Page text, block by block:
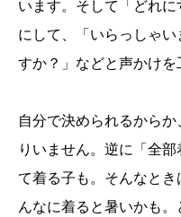
います。そして「どれ
にして、「いらっしゃ
すか？」などと声かけを
自分で決められるから
りいません。逆に「全
て着る子も。そんなと
んなに着ると暑いかも